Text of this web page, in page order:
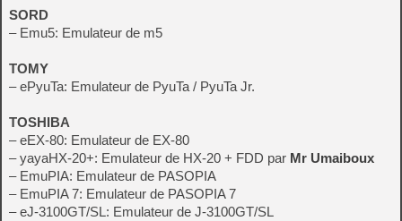
SORD
– Emu5: Emulateur de m5
TOMY
– ePyuTa: Emulateur de PyuTa / PyuTa Jr.
TOSHIBA
– eEX-80: Emulateur de EX-80
– yayaHX-20+: Emulateur de HX-20 + FDD par Mr Umaiboux
– EmuPIA: Emulateur de PASOPIA
– EmuPIA 7: Emulateur de PASOPIA 7
– eJ-3100GT/SL: Emulateur de J-3100GT/SL